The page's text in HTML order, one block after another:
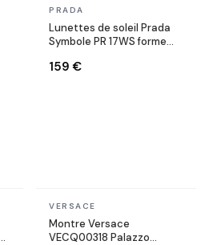
En stock
PRADA
Lunettes de soleil Prada
Symbole PR 17WS forme
159 €
En stock
VERSACE
Montre Versace
VECQ00318 Palazzo